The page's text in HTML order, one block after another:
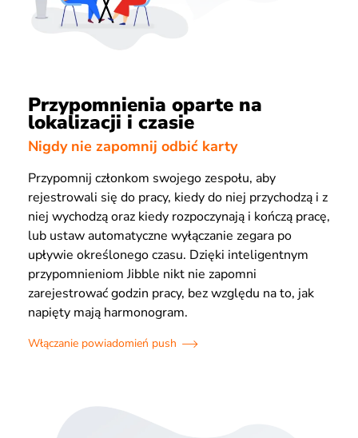
Przypomnienia oparte na
lokalizacji i czasie
Nigdy nie zapomnij odbić karty
Przypomnij członkom swojego zespołu, aby
rejestrowali się do pracy, kiedy do niej przychodzą i z
niej wychodzą oraz kiedy rozpoczynają i kończą pracę,
lub ustaw automatyczne wyłączanie zegara po
upływie określonego czasu. Dzięki inteligentnym
przypomnieniom Jibble nikt nie zapomni
zarejestrować godzin pracy, bez względu na to, jak
napięty mają harmonogram.
Włączanie powiadomień push